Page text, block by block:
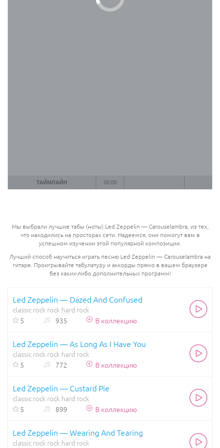
ТАЙМЛАЙН 00:00
Мы выбрали лучшие табы (ноты) Led Zeppelin — Carouselambra, из тех,
что находились на просторах сети. Надеемся, они помогут вам в
успешном изучении этой популярной композиции.
Лучший способ научиться играть песню Led Zeppelin — Carouselambra на
гитаре. Проигрывайте табулатуру и аккорды прямо в вашем браузере
без каких-либо дополнительных программ!
Led Zeppelin — Dazed And Confused
classic rock rock hard rock
5
935 В коллекцию
Led Zeppelin — As Long As I Have You
classic rock rock hard rock
5
772 В коллекцию
Led Zeppelin — Custard Pie
classic rock rock hard rock
5
899 В коллекцию
Led Zeppelin — Wearing And Tearing
classic rock rock hard rock